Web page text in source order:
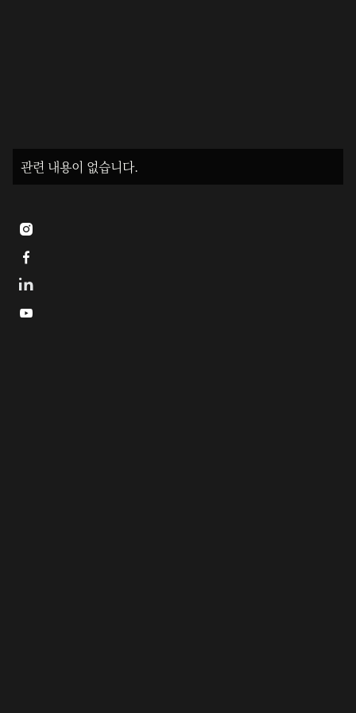
관련 내용이 없습니다.


